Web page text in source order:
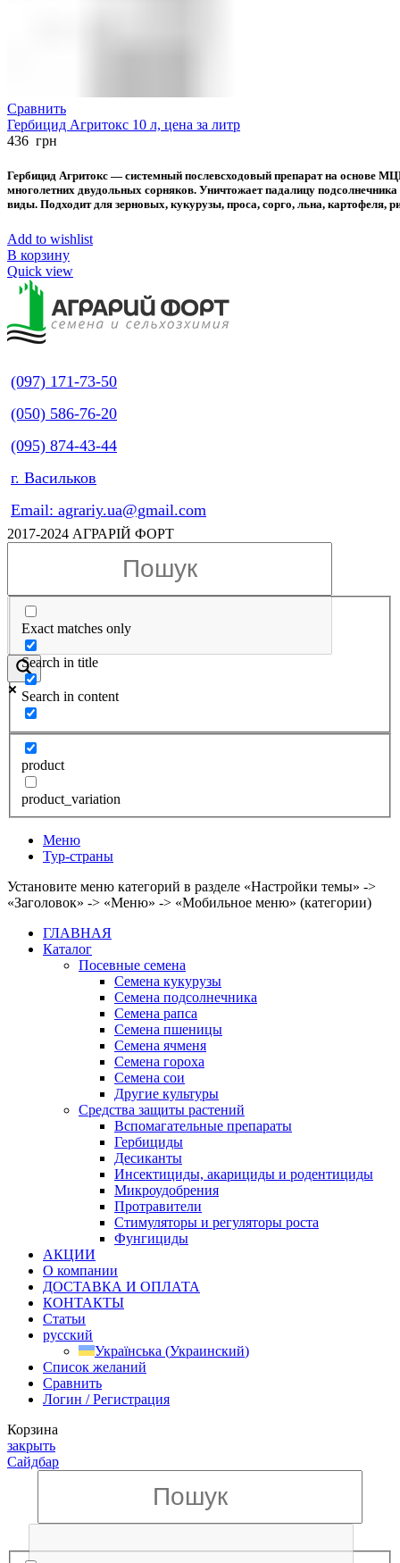
Сравнить
Гербицид Агритокс 10 л, цена за литр
436 грн
Гербицид Агритокс — системный послевсходовый препарат на основе
многолетних двудольных сорняков. Уничтожает падалицу
виды. Подходит для зерновых, кукурузы, проса, сорго, льна, картофеля,
Add to wishlist
В корзину
Quick view
(097) 171-73-50
(050) 586-76-20
(095) 874-43-44
г. Васильков
Email: agrariy.ua@gmail.com
2017-2024 АГРАРІЙ ФОРТ
Exact matches only
Search in title
Search in content
product
product_variation
Меню
Тур-страны
Установите меню категорий в разделе «Настройки темы» ->
«Заголовок» -> «Меню» -> «Мобильное меню» (категории)
ГЛАВНАЯ
Каталог
Посевные семена
Семена кукурузы
Семена подсолнечника
Семена рапса
Семена пшеницы
Семена ячменя
Семена гороха
Семена сои
Другие культуры
Средства защиты растений
Вспомагательные препараты
Гербициды
Десиканты
Инсектициды, акарициды и родентициды
Микроудобрения
Протравители
Стимуляторы и регуляторы роста
Фунгициды
АКЦИИ
О компании
ДОСТАВКА И ОПЛАТА
КОНТАКТЫ
Статьи
русский
Українська (Украинский)
Список желаний
Сравнить
Логин / Регистрация
Корзина
закрыть
Сайдбар